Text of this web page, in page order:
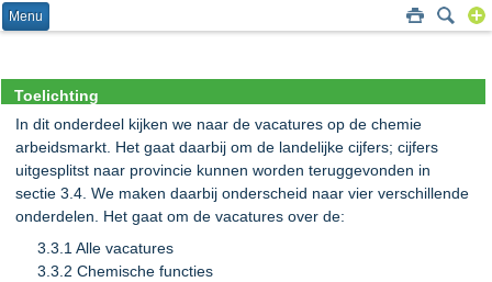
Menu
Toelichting
In dit onderdeel kijken we naar de vacatures op de chemie
arbeidsmarkt. Het gaat daarbij om de landelijke cijfers; cijfers
uitgesplitst naar provincie kunnen worden teruggevonden in
sectie 3.4. We maken daarbij onderscheid naar vier verschillende
onderdelen. Het gaat om de vacatures over de:
3.3.1 Alle vacatures
3.3.2 Chemische functies